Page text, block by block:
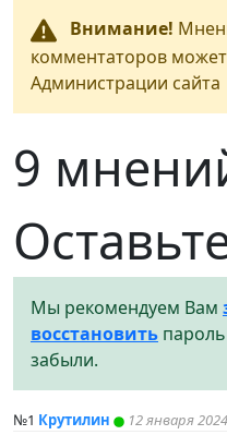
Внимание!
комментаторов
Администрации сайта
9
Мы рекомендуем Вам
восстановить
забыли.
№1 Крутилин 12 января